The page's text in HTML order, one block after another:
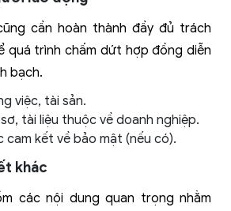
cần hoàn thành đầy đủ trách
quá trình chấm dứt hợp đồng diễn
bạch.
việc, tài sản.
tài liệu thuộc về doanh nghiệp.
cam kết về bảo mật (nếu có).
khác
các nội dung quan trọng nhằm